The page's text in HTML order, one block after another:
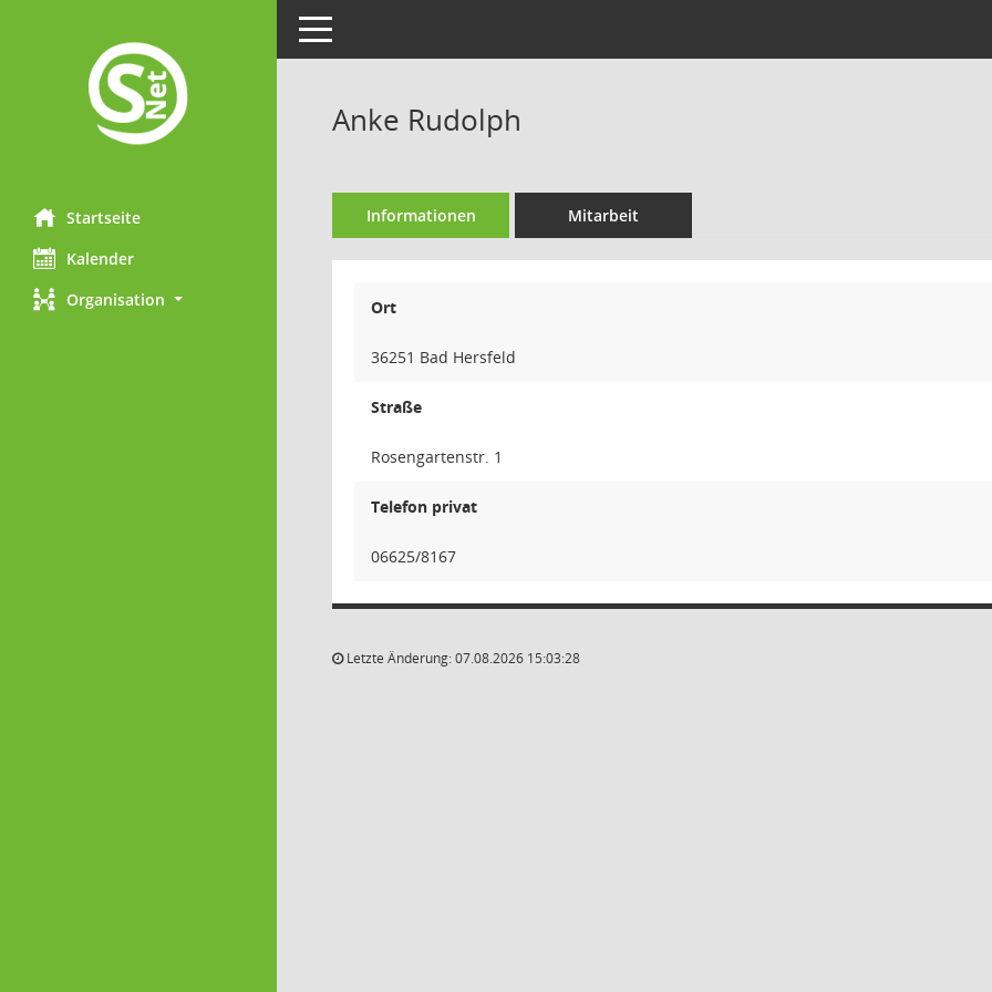
Startseite
Kalender
Organisation
Toggle navigation
Anke Rudolph
Informationen Mitarbeit
Ort
36251 Bad Hersfeld
Straße
Rosengartenstr. 1
Telefon privat
06625/8167
Letzte Änderung: 07.08.2026 15:03:28